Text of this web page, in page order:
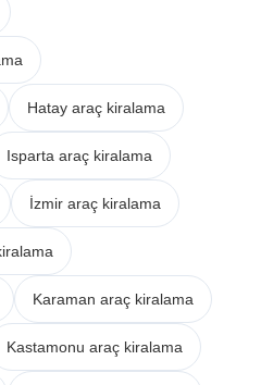
Hatay araç kiralama
Isparta araç kiralama
İzmir araç kiralama
Karaman araç kiralama
Kastamonu araç kiralama